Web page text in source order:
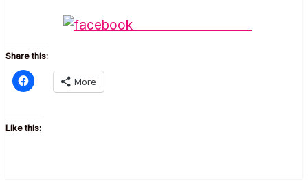
Share this:
More
Like this: